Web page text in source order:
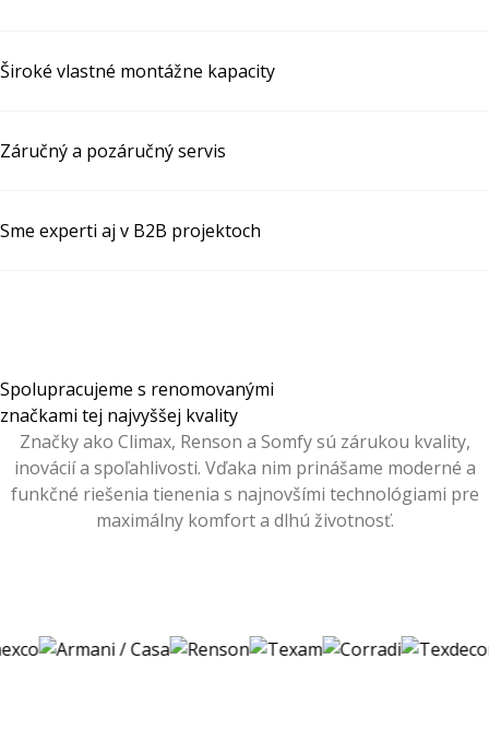
Široké vlastné montážne kapacity
Záručný a pozáručný servis
Sme experti aj v B2B projektoch
Spolupracujeme s renomovanými
značkami tej najvyššej kvality
Značky ako Climax, Renson a Somfy sú zárukou kvality,
inovácií a spoľahlivosti. Vďaka nim prinášame moderné a
funkčné riešenia tienenia s najnovšími technológiami pre
maximálny komfort a dlhú životnosť.